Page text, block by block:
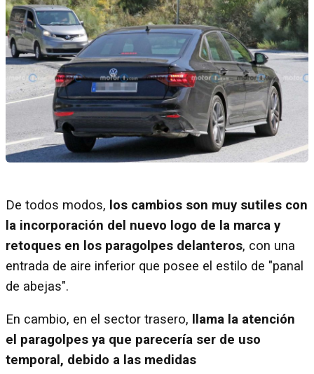
De todos modos, los cambios son muy sutiles con
la incorporación del nuevo logo de la marca y
retoques en los paragolpes delanteros, con una
entrada de aire inferior que posee el estilo de "panal
de abejas".
En cambio, en el sector trasero,
llama la atención
el paragolpes ya que parecería ser de uso
temporal, debido a las medidas